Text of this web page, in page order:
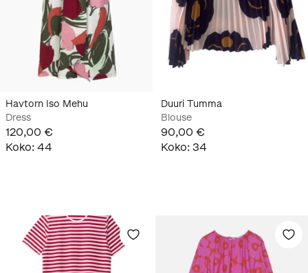
Havtorn Iso Mehu
Dress
120,00 €
Koko: 44
Duuri Tumma
Blouse
90,00 €
Koko: 34